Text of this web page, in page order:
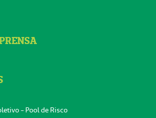
- Pool de Risco